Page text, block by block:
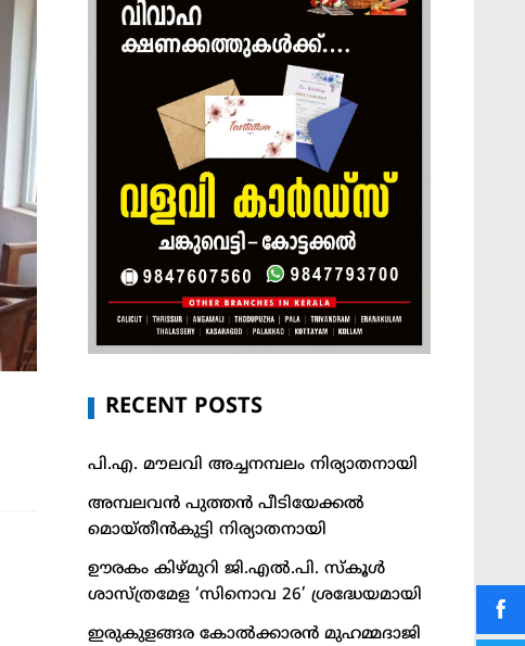
RECENT POSTS
പി.എ. മൗലവി അച്ചനമ്പലം നിര്യാതനായി
അമ്പലവൻ പുത്തൻ പീടിയേക്കൽ
മൊയ്തീൻകുട്ടി നിര്യാതനായി
ഊരകം കിഴ്മുറി ജി.എൽ.പി. സ്കൂൾ
ശാസ്ത്രമേള ‘സിനൊവ 26’ ശ്രദ്ധേയമായി
ഇരുകുളങ്ങര കോൽക്കാരൻ മുഹമ്മദാജി